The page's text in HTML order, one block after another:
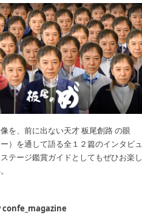
を、前に出ない天才 板尾創路 の眼
ー）を通して語る全１２篇のインタビュ
テージ鑑賞ガイドとしてもぜひお楽し
confe_magazine